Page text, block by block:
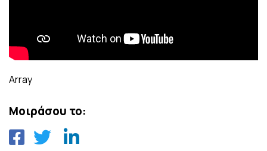
Array
Μοιράσου το: